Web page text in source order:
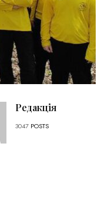
Редакція
3047 POSTS